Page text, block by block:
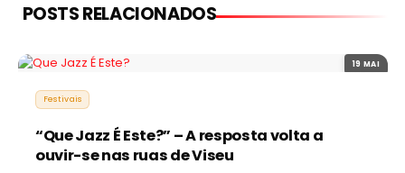
POSTS RELACIONADOS
19 MAI
Festivais
“Que Jazz É Este?” – A resposta volta a
ouvir-se nas ruas de Viseu